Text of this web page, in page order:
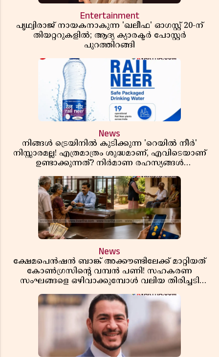
Entertainment
പൃഥ്വിരാജ് നായകനാകുന്ന 'ഖലീഫ' ഓഗസ്റ്റ് 20-ന്
തിയറ്ററുകളിൽ; ആദ്യ ക്യാരക്ടർ പോസ്റ്റർ
പുറത്തിറങ്ങി
News
നിങ്ങൾ ട്രെയിനിൽ കുടിക്കുന്ന 'റെയിൽ നീർ'
നിസ്സാരമല്ല! എത്രമാത്രം ശുദ്ധമാണ്, എവിടെയാണ്
ഉണ്ടാക്കുന്നത്? നിർമാണ രഹസ്യങ്ങൾ
News
ക്ഷേമപെൻഷൻ ബാങ്ക് അക്കൗണ്ടിലേക്ക് മാറ്റിയത്
കോൺഗ്രസിന്റെ വമ്പൻ പണി! സഹകരണ
സംഘങ്ങളെ ഒഴിവാക്കുമ്പോൾ വലിയ തിരിച്ചടി